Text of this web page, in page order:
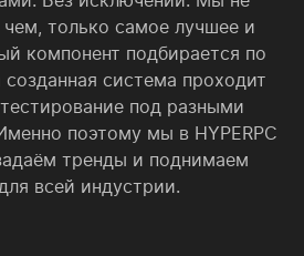
только самое лучшее и
компонент подбирается по
система проходит
под разными
поэтому мы в HYPERPC
тренды и поднимаем
всей индустрии.